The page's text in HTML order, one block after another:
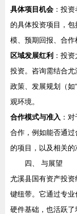
具体项目机会 ：投
的具体投资项目，
模、预期回报、合作
区域发展红利 ：投
投资。咨询需结合
政策、发展规划（如
观环境。
合作模式与准入 ：
合作，例如能否通
的项目，以及相关的
四、 与展望
尤溪县国有资产投
键纽带。它通过专
硬件基础，也活跃了